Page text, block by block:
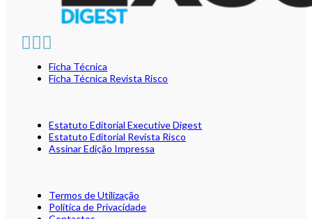
Ficha Técnica
Ficha Técnica Revista Risco
Estatuto Editorial Executive Digest
Estatuto Editorial Revista Risco
Assinar Edição Impressa
Termos de Utilização
Política de Privacidade